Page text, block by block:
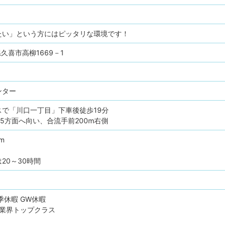
い」という方にはピッタリな環境です！
喜市高柳1669－1
ター
で「川口一丁目」下車後徒歩19分
方面へ向い、合流手前200m右側
20～30時間
休暇 GW休暇
界トップクラス